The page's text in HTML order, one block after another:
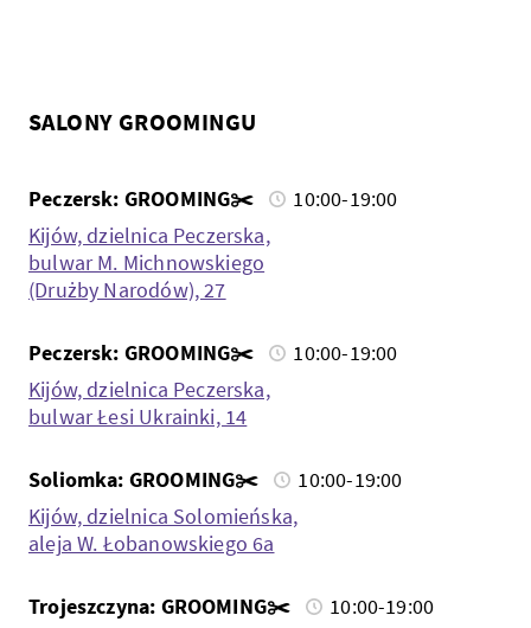
SALONY GROOMINGU
Peczersk: GROOMING✂️
10:00-19:00
Kijów, dzielnica Peczerska,
bulwar M. Michnowskiego
(Drużby Narodów), 27
Peczersk: GROOMING✂️
10:00-19:00
Kijów, dzielnica Peczerska,
bulwar Łesi Ukrainki, 14
Soliomka: GROOMING✂️
10:00-19:00
Kijów, dzielnica Solomieńska,
aleja W. Łobanowskiego 6a
Trojeszczyna: GROOMING✂️
10:00-19:00